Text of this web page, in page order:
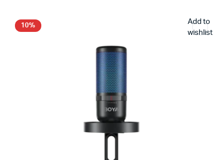
10%
Add to
wishlist